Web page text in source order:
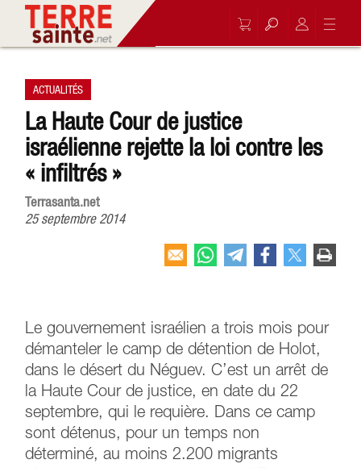
ACTUALITÉS
La Haute Cour de justice
israélienne rejette la loi contre les
« infiltrés »
Terrasanta.net
25 septembre 2014
Le gouvernement israélien a trois mois pour
démanteler le camp de détention de Holot,
dans le désert du Néguev. C’est un arrêt de
la Haute Cour de justice, en date du 22
septembre, qui le requière. Dans ce camp
sont détenus, pour un temps non
déterminé, au moins 2.200 migrants